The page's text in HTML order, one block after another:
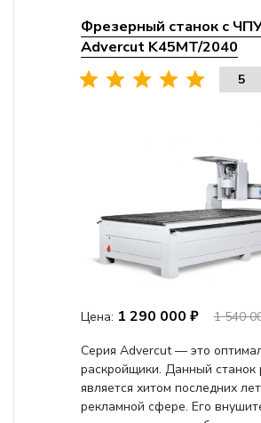
Фрезерный станок с
Advercut K45MT/2040
5
Цена: 1 290 000 ₽
1 540
Серия Advercut — это
раскройщики. Данный станок
является хитом последних
рекламной сфере. Его